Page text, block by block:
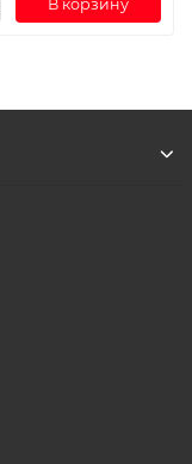
В корзину